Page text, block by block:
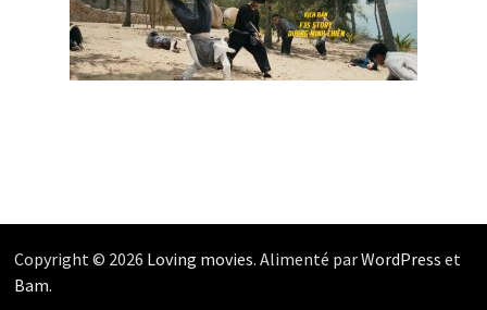
Copyright © 2026 Loving movies. Alimenté parWordPress et
Bam.